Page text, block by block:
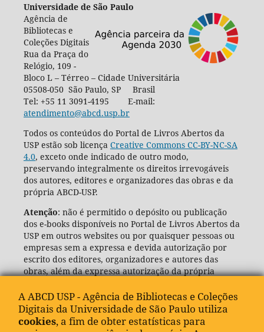
Universidade de São Paulo
Agência de
Bibliotecas e
Coleções Digitais
Rua da Praça do
Relógio, 109 -
Bloco L – Térreo – Cidade Universitária
05508-050 São Paulo, SP Brasil
Tel: +55 11 3091-4195 E-mail:
atendimento@abcd.usp.br
Todos os conteúdos do Portal de Livros Abertos da
USP estão sob licença Creative Commons CC-BY-NC-SA
4.0, exceto onde indicado de outro modo,
preservando integralmente os direitos irrevogáveis
dos autores, editores e organizadores das obras e da
própria ABCD-USP.
Atenção: não é permitido o depósito ou publicação
dos e-books disponíveis no Portal de Livros Abertos da
USP em outros websites ou por quaisquer pessoas ou
empresas sem a expressa e devida autorização por
escrito dos editores, organizadores e autores das
obras, além da expressa autorização da própria
(ABCD-USP).
A ABCD USP - Agência de Bibliotecas e Coleções
Digitais da Universidade de São Paulo utiliza
cookies, a fim de obter estatísticas para